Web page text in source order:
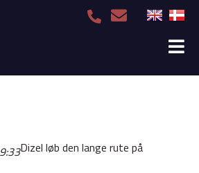
Dizel løb den lange rute på